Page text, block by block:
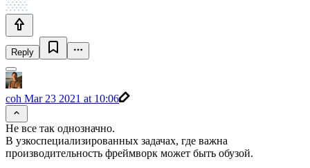
Reply
coh Mar 23 2021 at 10:06
Не все так однозначно.
В узкоспециализированных задачах, где важна
производительность фреймворк может быть обузой.